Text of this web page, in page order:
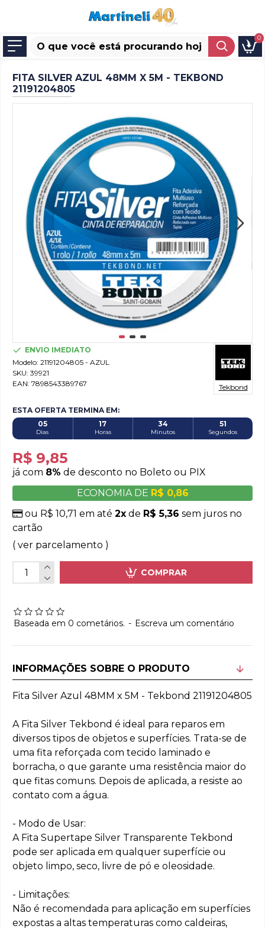
0
FITA SILVER AZUL 48MM X 5M - TEKBOND
21191204805
ENVIO IMEDIATO
Modelo: 21191204805 - AZUL
SKU: 39921
EAN: 7898543389767 Tekbond
Baseada em 0 cometários. - Escreva um comentário
ESTA OFERTA TERMINA EM:
05
Dias
17
Horas
34
Minutos
50
Segundos
R$ 9,85
já com 8% de desconto no Boleto ou PIX
ECONOMIA DE R$ 0,86
ou R$ 10,71 em até 2x de R$ 5,36 sem juros no
cartão
( ver parcelamento )
COMPRAR
INFORMAÇÕES SOBRE O PRODUTO
Fita Silver Azul 48MM x 5M - Tekbond 21191204805
A Fita Silver Tekbond é ideal para reparos em
diversos tipos de objetos e superfícies. Trata-se de
uma fita reforçada com tecido laminado e
borracha, o que garante uma resistência maior do
que fitas comuns. Depois de aplicada, a resiste ao
contato com a água.
- Modo de Usar:
A Fita Supertape Silver Transparente Tekbond
pode ser aplicada em qualquer superfície ou
objeto limpo, seco, livre de pó e oleosidade.
- Limitações:
Não é recomendada para aplicação em superfícies
expostas a altas temperaturas como caldeiras,